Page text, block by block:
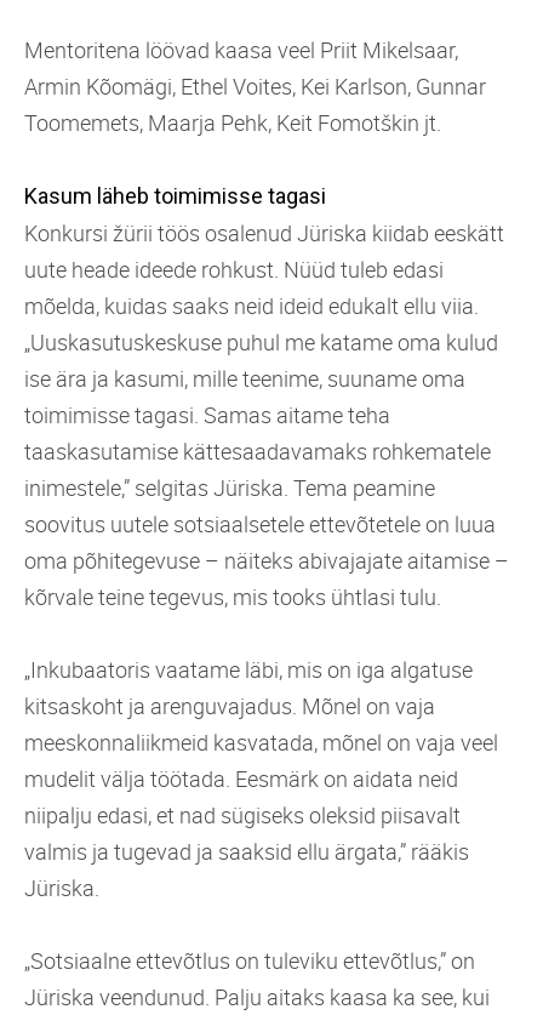
Mentoritena löövad kaasa veel Priit Mikelsaar,
Armin Kõomägi, Ethel Voites, Kei Karlson, Gunnar
Toomemets, Maarja Pehk, Keit Fomotškin jt.
Kasum läheb toimimisse tagasi
Konkursi žürii töös osalenud Jüriska kiidab eeskätt
uute heade ideede rohkust. Nüüd tuleb edasi
mõelda, kuidas saaks neid ideid edukalt ellu viia.
„Uuskasutuskeskuse puhul me katame oma kulud
ise ära ja kasumi, mille teenime, suuname oma
toimimisse tagasi. Samas aitame teha
taaskasutamise kättesaadavamaks rohkematele
inimestele,” selgitas Jüriska. Tema peamine
soovitus uutele sotsiaalsetele ettevõtetele on luua
oma põhitegevuse – näiteks abivajajate aitamise –
kõrvale teine tegevus, mis tooks ühtlasi tulu.
„Inkubaatoris vaatame läbi, mis on iga algatuse
kitsaskoht ja arenguvajadus. Mõnel on vaja
meeskonnaliikmeid kasvatada, mõnel on vaja veel
mudelit välja töötada. Eesmärk on aidata neid
niipalju edasi, et nad sügiseks oleksid piisavalt
valmis ja tugevad ja saaksid ellu ärgata,” rääkis
Jüriska.
„Sotsiaalne ettevõtlus on tuleviku ettevõtlus,” on
Jüriska veendunud. Palju aitaks kaasa ka see, kui